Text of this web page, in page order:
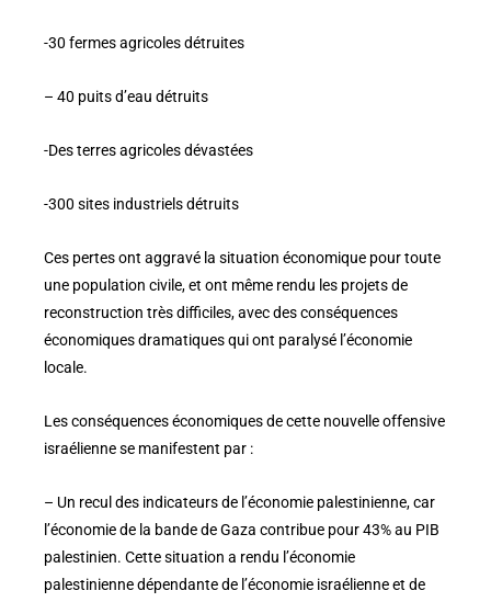
-30 fermes agricoles détruites
– 40 puits d’eau détruits
-Des terres agricoles dévastées
-300 sites industriels détruits
Ces pertes ont aggravé la situation économique pour toute
une population civile, et ont même rendu les projets de
reconstruction très difficiles, avec des conséquences
économiques dramatiques qui ont paralysé l’économie
locale.
Les conséquences économiques de cette nouvelle offensive
israélienne se manifestent par :
– Un recul des indicateurs de l’économie palestinienne, car
l’économie de la bande de Gaza contribue pour 43% au PIB
palestinien. Cette situation a rendu l’économie
palestinienne dépendante de l’économie israélienne et de